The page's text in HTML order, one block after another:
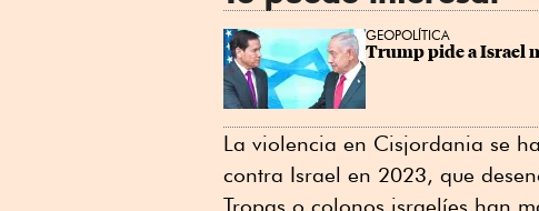
GEOPOLÍTICA
Trump pide a Israel
La violencia en Cisjordania se
contra Israel en 2023, que
Tropas o colonos israelíes han